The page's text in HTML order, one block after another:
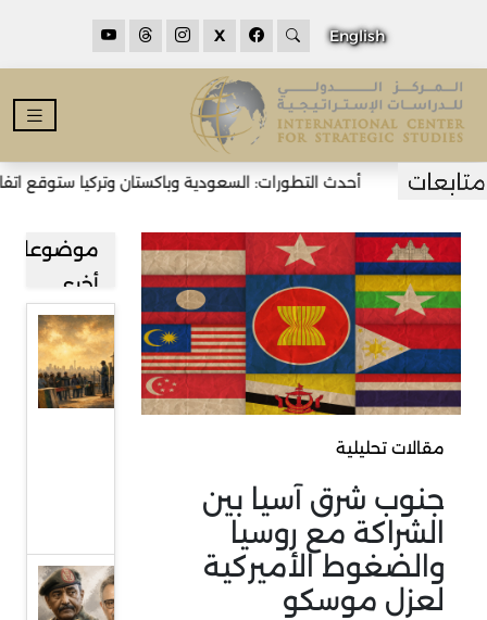
English
X
أحدث التطورات: السعودية وباكستان وتركيا ستوقع
مقالات تحليلية
جنوب شرق آسيا بين
الشراكة مع روسيا
والضغوط الأميركية
لعزل موسكو
موضوعات
أخرى
قراءة في
صعود
حركة
بجنوب
السودان